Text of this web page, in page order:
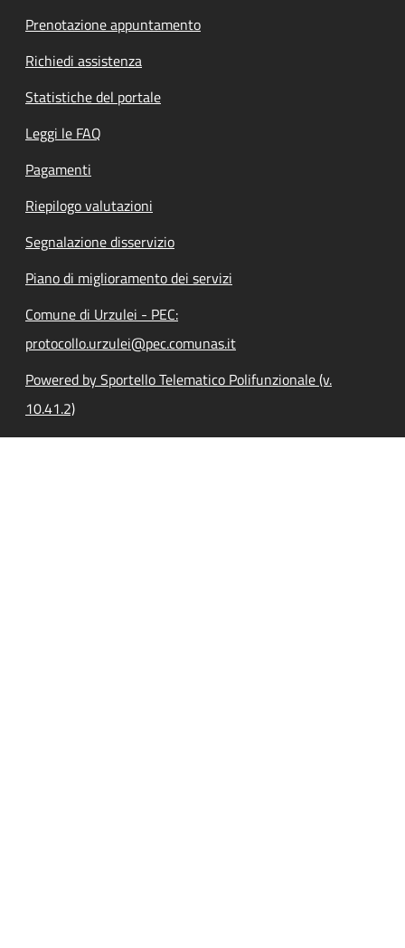
Prenotazione appuntamento
Richiedi assistenza
Statistiche del portale
Leggi le FAQ
Pagamenti
Riepilogo valutazioni
Segnalazione disservizio
Piano di miglioramento dei servizi
Comune di Urzulei - PEC:
protocollo.urzulei@pec.comunas.it
Powered by Sportello Telematico Polifunzionale (v.
10.41.2)